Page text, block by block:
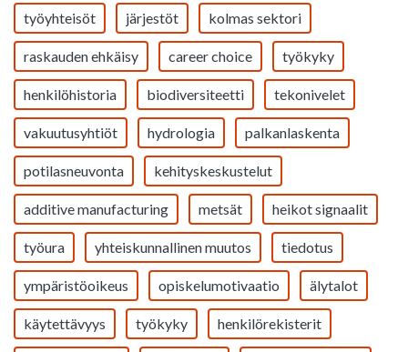
työyhteisöt järjestöt kolmas sektori
raskauden ehkäisy career choice työkyky
henkilöhistoria biodiversiteetti tekonivelet
vakuutusyhtiöt hydrologia palkanlaskenta
potilasneuvonta kehityskeskustelut
additive manufacturing metsät heikot signaalit
työura yhteiskunnallinen muutos tiedotus
ympäristöoikeus opiskelumotivaatio älytalot
käytettävyys työkyky henkilörekisterit